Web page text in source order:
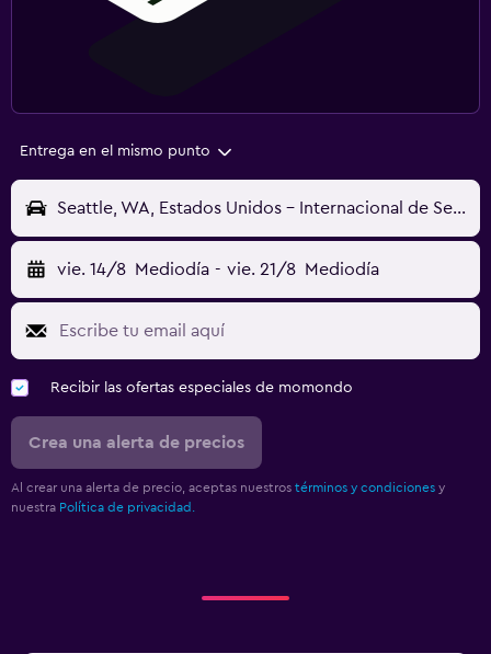
Entrega en el mismo punto
Seattle, WA, Estados Unidos - Internacional de Seattle-Tacoma (SEA)
vie. 14/8 Mediodía - vie. 21/8 Mediodía
Recibir las ofertas especiales de momondo
Crea una alerta de precios
Al crear una alerta de precio, aceptas nuestros términos y condiciones y
nuestra Política de privacidad.